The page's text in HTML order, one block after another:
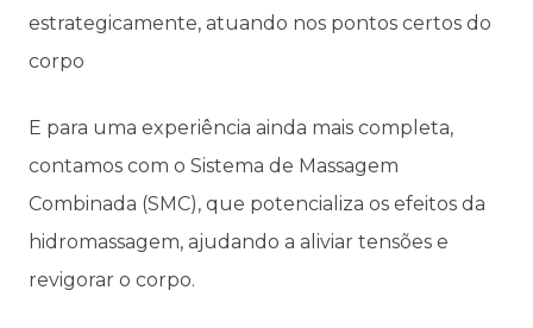
estrategicamente, atuando nos pontos certos do
corpo
E para uma experiência ainda mais completa,
contamos com o Sistema de Massagem
Combinada (SMC), que potencializa os efeitos da
hidromassagem, ajudando a aliviar tensões e
revigorar o corpo.